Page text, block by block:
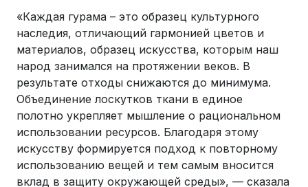
«Каждая гурама – это образец культурного
наследия, отличающий гармонией цветов и
материалов, образец искусства, которым наш
народ занимался на протяжении веков. В
результате отходы снижаются до минимума.
Объединение лоскутков ткани в единое
полотно укрепляет мышление о рациональном
использовании ресурсов. Благодаря этому
искусству формируется подход к повторному
использованию вещей и тем самым вносится
вклад в защиту окружающей среды», — сказала